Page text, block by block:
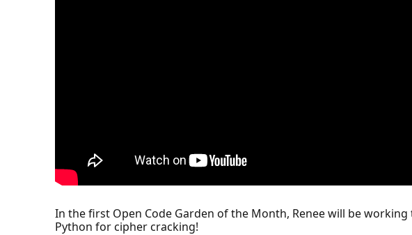
In the first Open Code Garden of the Month, Renee will be
Python for cipher cracking!